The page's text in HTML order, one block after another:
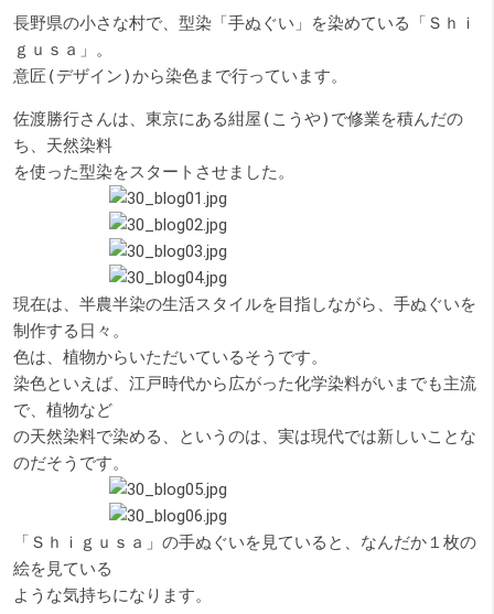
長野県の小さな村で、型染「手ぬぐい」を染めている「Ｓｈｉ
ｇｕｓａ」。
意匠 (デザイン)から染色まで行っています。
佐渡勝行さんは、東京にある紺屋 ( こうや) で修業を積んだの
ち、天然染料
を使った型染をスタートさせました。
現在は、半農半染の生活スタイルを目指しながら、手ぬぐいを
制作する日々。
色は、植物からいただいているそうです。
染色といえば、江戸時代から広がった化学染料がいまでも主流
で、植物など
の天然染料で染める、というのは、実は現代では新しいことな
のだそうです。
「Ｓｈｉｇｕｓａ」の手ぬぐいを見ていると、なんだか１枚の
絵を見ている
ような気持ちになります。